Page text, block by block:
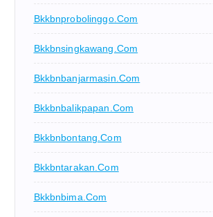
Bkkbnprobolinggo.com
Bkkbnsingkawang.com
Bkkbnbanjarmasin.com
Bkkbnbalikpapan.com
Bkkbnbontang.com
Bkkbntarakan.com
Bkkbnbima.com